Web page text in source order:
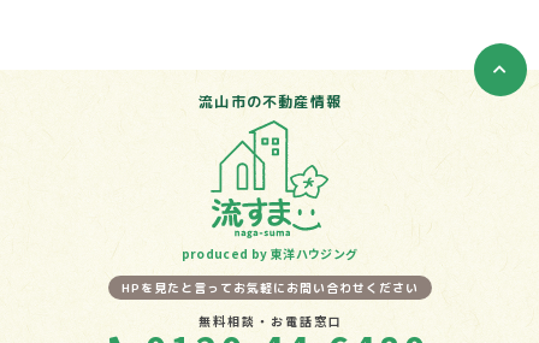
流山市の不動産情報
produced by 東洋ハウジング
HPを見たと言ってお気軽にお問い合わせください
無料相談・お電話窓口